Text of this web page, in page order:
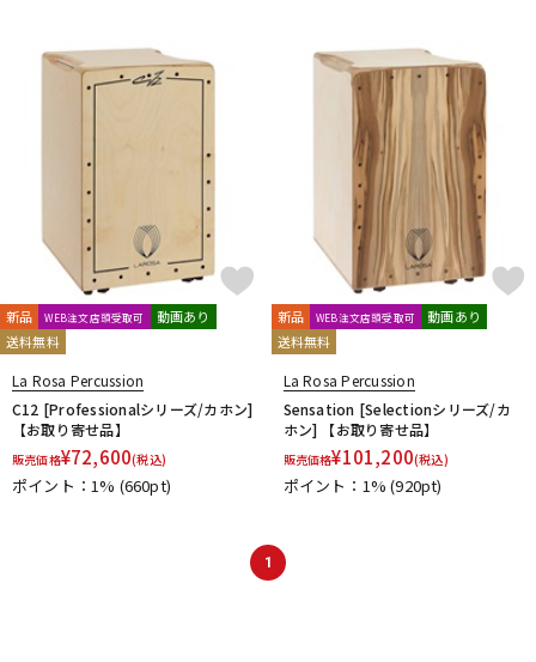
新品 WEB注文店頭受取可
動画あり
送料無料
La Rosa Percussion
C12 [Professionalシリーズ/カホン]
【お取り寄せ品】
販売価格¥72,600(税込)
ポイント：1% (660pt)
新品 WEB注文店頭受取可
動画あり
送料無料
La Rosa Percussion
Sensation [Selectionシリーズ/カ
ホン] 【お取り寄せ品】
販売価格¥101,200(税込)
ポイント：1%(920pt)
1